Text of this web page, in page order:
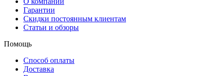
Гарантии
Скидки постоянным клиентам
Статьи и обзоры
Помощь
Способ оплаты
Доставка